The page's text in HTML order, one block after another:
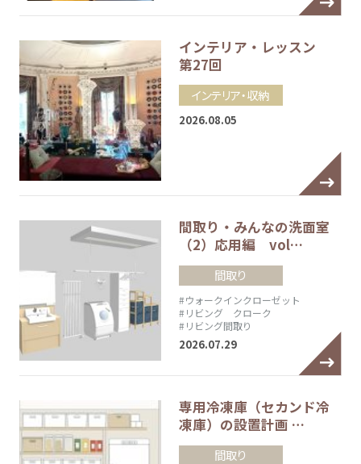
インテリア・レッスン
第27回
インテリア・収納
2026.08.05
間取り・みんなの洗面室
（2）応用編 vol…
間取り
#ウォークインクローゼット
#リビング クローク
#リビング間取り
2026.07.29
専用冷凍庫（セカンド冷
凍庫）の設置計画 …
間取り